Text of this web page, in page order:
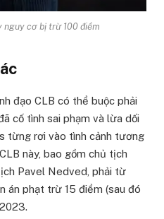
nguy cơ bị trừ 100 điểm
đạo CLB có thể buộc phải
cố tình sai phạm và lừa dối
từng rơi vào tình cảnh tương
này, bao gồm chủ tịch
Pavel Nedved, phải từ
án phạt trừ 15 điểm (sau đó